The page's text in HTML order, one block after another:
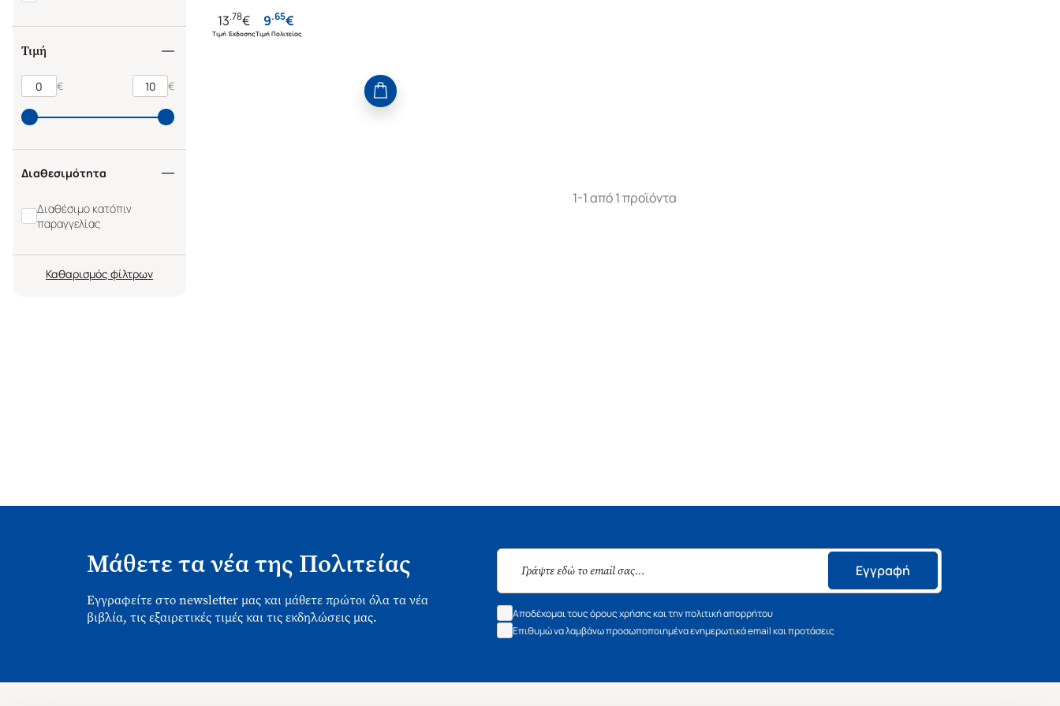
Τιμή
€ €
Διαθεσιμότητα
Διαθέσιμο κατόπιν
παραγγελίας
Καθαρισμός
13.78€
Τιμή Έκδοσης
9.65€
Τιμή Πολιτείας
1-1 από 1 προϊόντα
Μάθετε τα νέα της Πολιτείας
Εγγραφείτε στο newsletter μας και μάθετε πρώτοι όλα τα νέα
βιβλία, τις εξαιρετικές τιμές και τις εκδηλώσεις μας.
Εγγραφή
Αποδέχομαι τους όρους χρήσης και την πολιτική απορρήτου
Επιθυμώ να λαμβάνω προσωποποιημένα ενημερωτικά email και προτάσεις